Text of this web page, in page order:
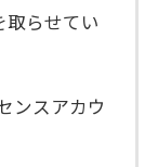
取らせてい
ンスアカウ